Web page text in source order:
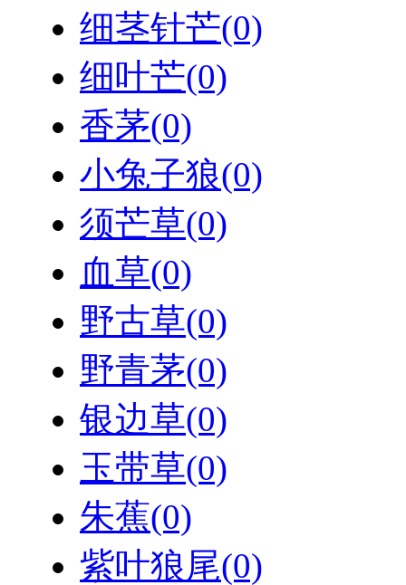
细茎针芒(0)
细叶芒(0)
香茅(0)
小兔子狼(0)
须芒草(0)
血草(0)
野古草(0)
野青茅(0)
银边草(0)
玉带草(0)
朱蕉(0)
紫叶狼尾(0)